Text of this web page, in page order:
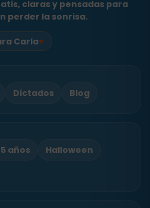
claras y pensadas para
perder la sonrisa.
Carla♥
Dictados Blog
5 años
Halloween